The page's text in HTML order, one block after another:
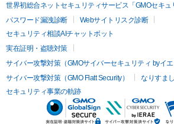
世界初総合ネットセキュリティサービス「GMOセキュ
パスワード漏洩診断
Webサイトリスク診断
セキュリティ相談AIチャットボット
実在証明・盗聴対策
サイバー攻撃対策（GMOサイバーセキュリティ byイエ
サイバー攻撃対策（GMO Flatt Security）
なりすま
セキュリティ事業の軌跡